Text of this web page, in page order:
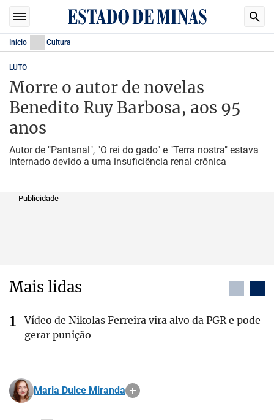
Início Cultura
LUTO
Morre o autor de novelas
Benedito Ruy Barbosa, aos 95
anos
Autor de "Pantanal", "O rei do gado" e "Terra nostra" estava
internado devido a uma insuficiência renal crônica
Publicidade
Mais lidas
Vídeo de Nikolas Ferreira vira alvo da PGR e pode
gerar punição
Maria Dulce Miranda